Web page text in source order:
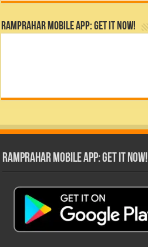
RamPrahar Mobile App: Get it Now!
RamPrahar Mobile App: Get it Now!